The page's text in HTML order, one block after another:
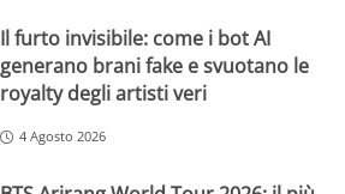
Il furto invisibile: come i bot AI
generano brani fake e svuotano le
royalty degli artisti veri
4 Agosto 2026